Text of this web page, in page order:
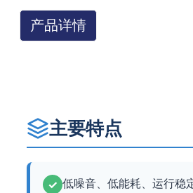
产品详情
主要特点
✓ 低噪音、低能耗、运行稳